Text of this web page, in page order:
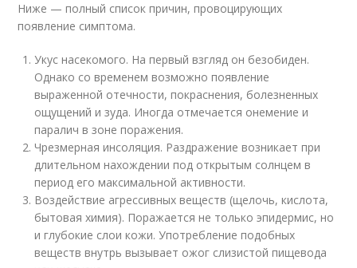
Ниже — полный список причин, провоцирующих
появление симптома.
Укус насекомого. На первый взгляд он безобиден.
Однако со временем возможно появление
выраженной отечности, покраснения, болезненных
ощущений и зуда. Иногда отмечается онемение и
паралич в зоне поражения.
Чрезмерная инсоляция. Раздражение возникает при
длительном нахождении под открытым солнцем в
период его максимальной активности.
Воздействие агрессивных веществ (щелочь, кислота,
бытовая химия). Поражается не только эпидермис, но
и глубокие слои кожи. Употребление подобных
веществ внутрь вызывает ожог слизистой пищевода